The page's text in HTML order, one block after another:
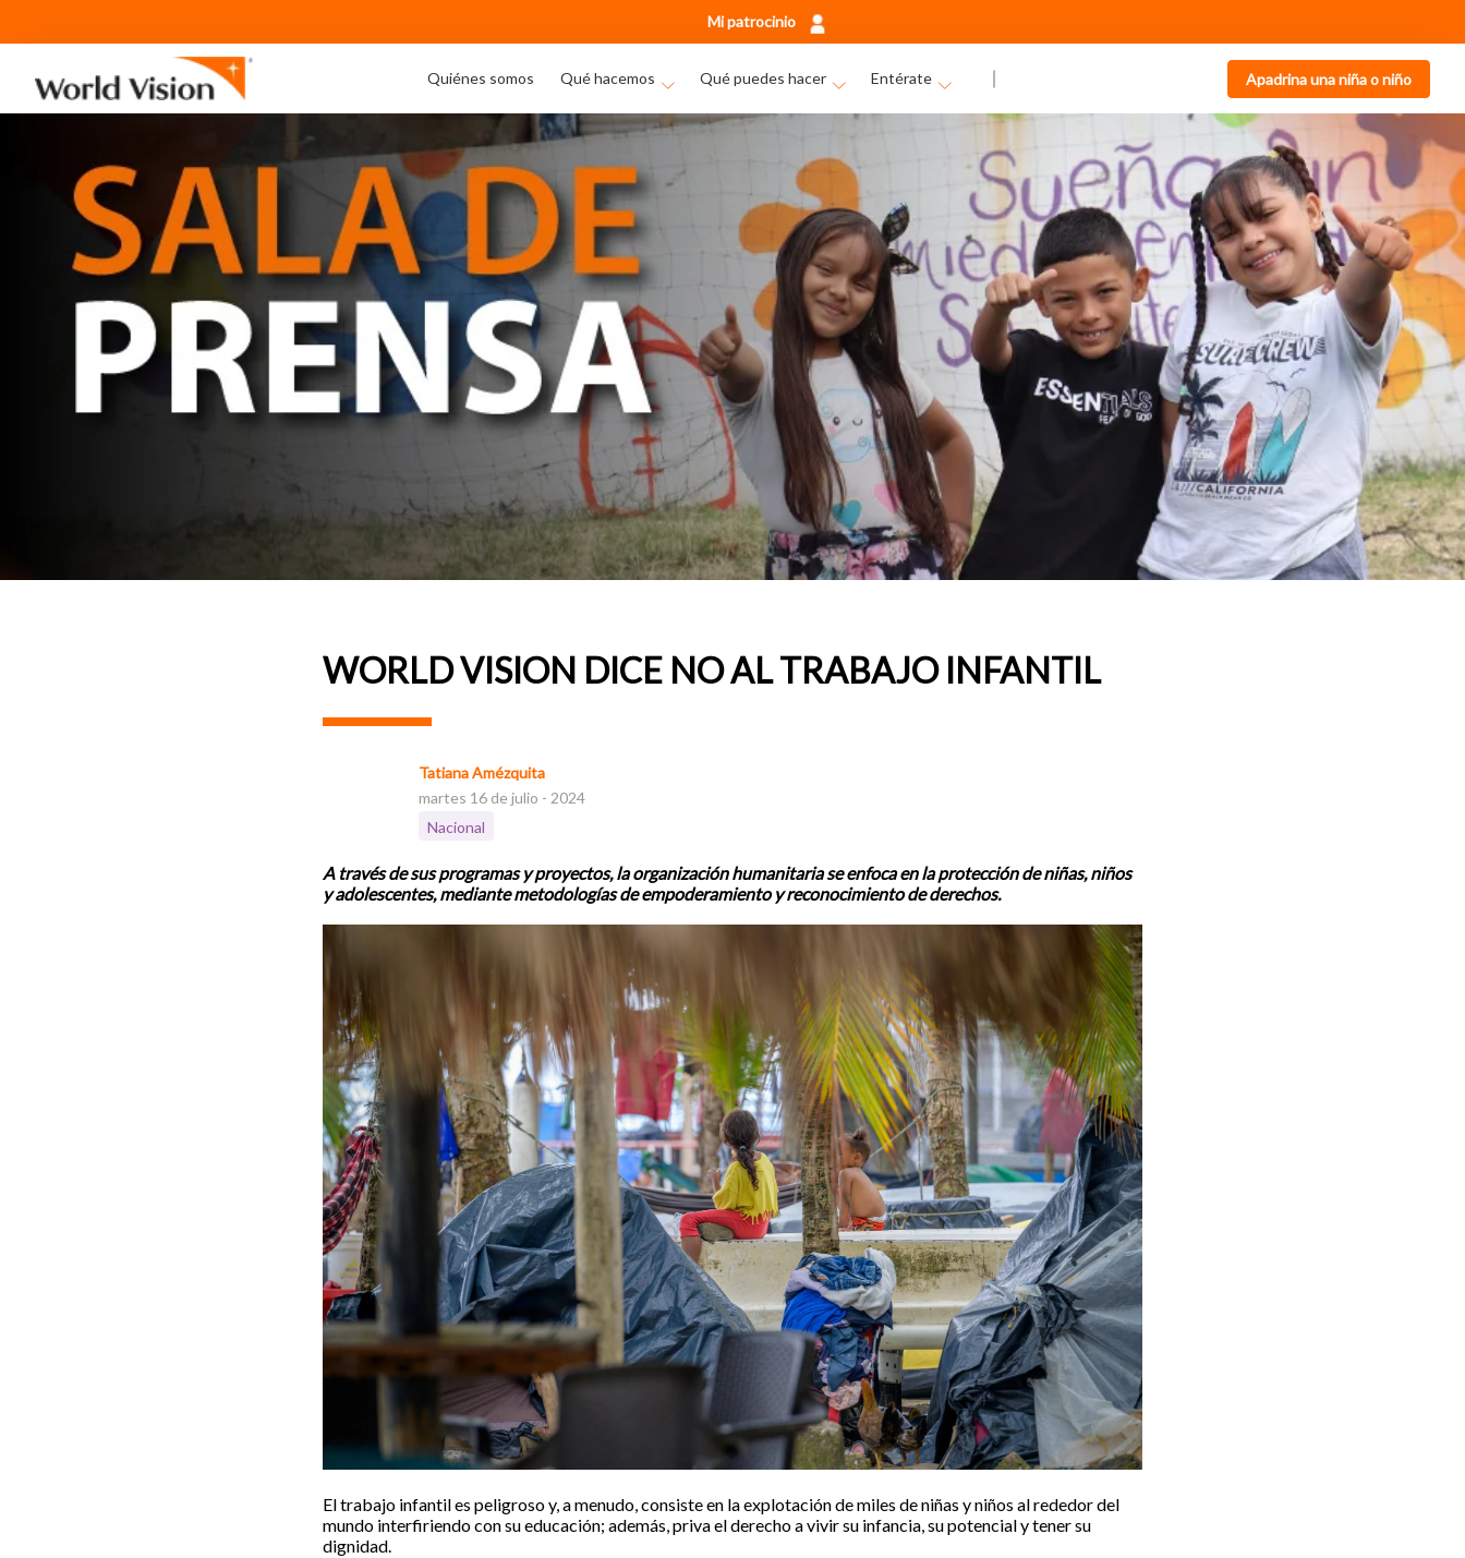
Mi patrocinio
Quiénes somos Qué hacemos Qué puedes hacer Entérate Apadrina una niña o niño
WORLD VISION DICE NO AL TRABAJO INFANTIL
Tatiana Amézquita
martes 16 de julio - 2024
Nacional
A través de sus programas y proyectos, la organización humanitaria se enfoca en la protección de niñas, niños
y adolescentes, mediante metodologías de empoderamiento y reconocimiento de derechos.
El trabajo infantil es peligroso y, a menudo, consiste en la explotación de miles de niñas y niños al rededor del
mundo interfiriendo con su educación; además, priva el derecho a vivir su infancia, su potencial y tener su
dignidad.